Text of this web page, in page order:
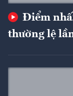
Điểm
thường lệ